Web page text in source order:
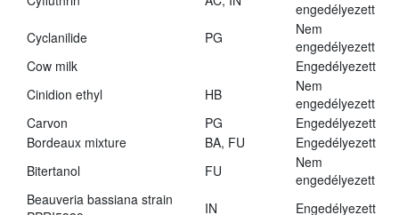
engedélyezett
Cyclanilide
PG
Nem
engedélyezett
Cow milk
Engedélyezett
Cinidion ethyl
HB
Nem
engedélyezett
Carvon
PG
Engedélyezett
Bordeaux mixture
BA, FU
Engedélyezett
Bitertanol
FU
Nem
engedélyezett
Beauveria bassiana strain
IN
Engedélyezett